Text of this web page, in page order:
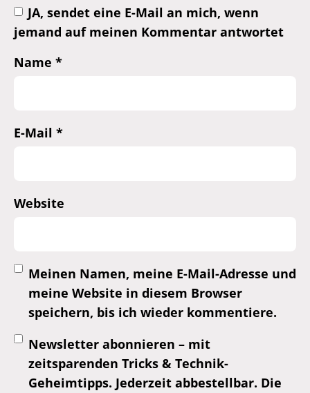
JA, sendet eine E-Mail an mich, wenn
jemand auf meinen Kommentar antwortet
Name *
E-Mail *
Website
Meinen Namen, meine E-Mail-Adresse und
meine Website in diesem Browser
speichern, bis ich wieder kommentiere.
Newsletter abonnieren – mit
zeitsparenden Tricks & Technik-
Geheimtipps. Jederzeit abbestellbar. Die